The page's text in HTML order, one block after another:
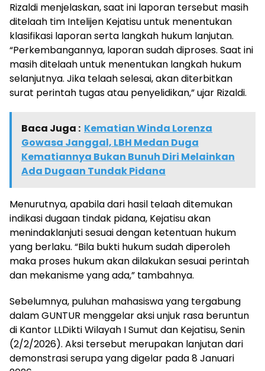
Rizaldi menjelaskan, saat ini laporan tersebut masih
ditelaah tim Intelijen Kejatisu untuk menentukan
klasifikasi laporan serta langkah hukum lanjutan.
“Perkembangannya, laporan sudah diproses. Saat ini
masih ditelaah untuk menentukan langkah hukum
selanjutnya. Jika telaah selesai, akan diterbitkan
surat perintah tugas atau penyelidikan,” ujar Rizaldi.
Baca Juga : Kematian Winda Lorenza
Gowasa Janggal, LBH Medan Duga
Kematiannya Bukan Bunuh Diri Melainkan
Ada Dugaan Tundak Pidana
Menurutnya, apabila dari hasil telaah ditemukan
indikasi dugaan tindak pidana, Kejatisu akan
menindaklanjuti sesuai dengan ketentuan hukum
yang berlaku. “Bila bukti hukum sudah diperoleh
maka proses hukum akan dilakukan sesuai perintah
dan mekanisme yang ada,” tambahnya.
Sebelumnya, puluhan mahasiswa yang tergabung
dalam GUNTUR menggelar aksi unjuk rasa beruntun
di Kantor LLDikti Wilayah I Sumut dan Kejatisu, Senin
(2/2/2026). Aksi tersebut merupakan lanjutan dari
demonstrasi serupa yang digelar pada 8 Januari